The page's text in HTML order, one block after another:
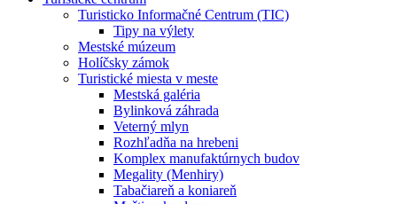
Turisticko Informačné Centrum (TIC)
Tipy na výlety
Mestské múzeum
Holíčsky zámok
Turistické miesta v meste
Mestská galéria
Bylinková záhrada
Veterný mlyn
Rozhľadňa na hrebeni
Komplex manufaktúrnych budov
Megality (Menhiry)
Tabačiareň a koniareň